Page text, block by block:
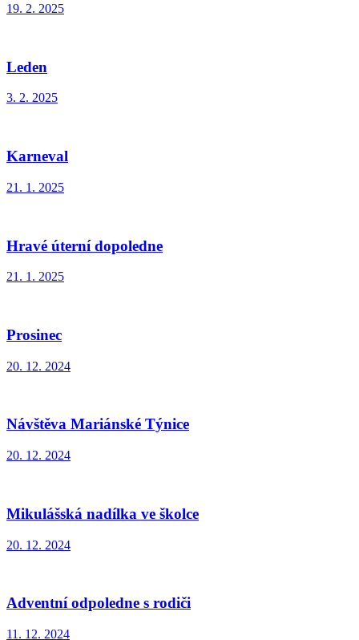
19. 2. 2025
Leden
3. 2. 2025
Karneval
21. 1. 2025
Hravé úterní dopoledne
21. 1. 2025
Prosinec
20. 12. 2024
Návštěva Mariánské Týnice
20. 12. 2024
Mikulášská nadílka ve školce
20. 12. 2024
Adventní odpoledne s rodiči
11. 12. 2024